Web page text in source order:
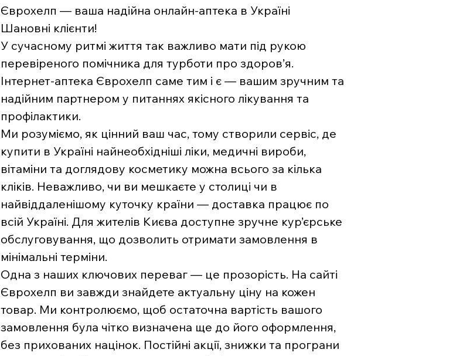
Єврохелп — ваша надійна онлайн-аптека в Україні
Шановні клієнти!
У сучасному ритмі життя так важливо мати під рукою
перевіреного помічника для турботи про здоров’я.
Інтернет-аптека Єврохелп саме тим і є — вашим зручним та
надійним партнером у питаннях якісного лікування та
профілактики.
Ми розуміємо, як цінний ваш час, тому створили сервіс, де
купити в Україні найнеобхідніші ліки, медичні вироби,
вітаміни та доглядову косметику можна всього за кілька
кліків. Неважливо, чи ви мешкаєте у столиці чи в
найвіддаленішому куточку країни — доставка працює по
всій Україні. Для жителів Києва доступне зручне кур’єрське
обслуговування, що дозволить отримати замовлення в
мінімальні терміни.
Одна з наших ключових переваг — це прозорість. На сайті
Єврохелп ви завжди знайдете актуальну ціну на кожен
товар. Ми контролюємо, щоб остаточна вартість вашого
замовлення була чітко визначена ще до його оформлення,
без прихованих націнок. Постійні акції, знижки та програни